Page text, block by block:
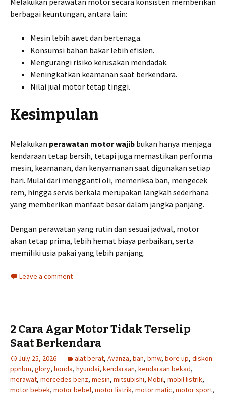
berbagai keuntungan, antara lain:
Mesin lebih awet dan bertenaga.
Konsumsi bahan bakar lebih efisien.
Mengurangi risiko kerusakan mendadak.
Meningkatkan keamanan saat berkendara.
Nilai jual motor tetap tinggi.
Kesimpulan
Melakukan perawatan motor wajib bukan hanya menjaga
kendaraan tetap bersih, tetapi juga memastikan performa
mesin, keamanan, dan kenyamanan saat digunakan setiap
hari. Mulai dari mengganti oli, memeriksa ban, mengecek
rem, hingga servis berkala merupakan langkah sederhana
yang memberikan manfaat besar dalam jangka panjang.
Dengan perawatan yang rutin dan sesuai jadwal, motor
akan tetap prima, lebih hemat biaya perbaikan, serta
memiliki usia pakai yang lebih panjang.
Leave a comment
2 Cara Agar Motor Tidak Terselip
Saat Berkendara
July 25, 2026 alat berat, Avanza, ban, bmw, bore up, diskon
ppnbm, glory, honda, hyundai, kendaraan, kendaraan bekad,
merawat, mercedes benz, mesin, mitsubishi, Mobil, mobil listrik,
motor bebek, motor bebel, motor listrik, motor matic, motor sport,